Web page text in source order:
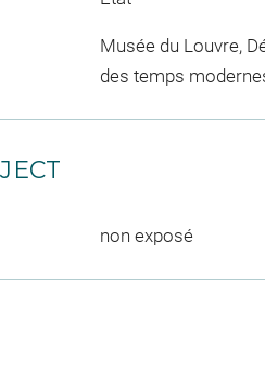
Musée du Louvre,
des temps
non exposé